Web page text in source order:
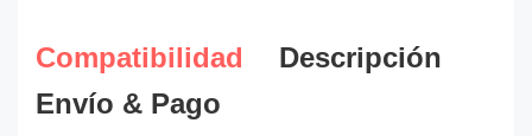
Compatibilidad
Descripción
Envío & Pago